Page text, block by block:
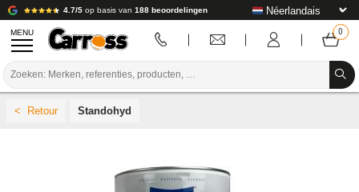
4.7/5 op basis van 188 beoordelingen
MENU
VOORBEREIDING / VERVEN / AFWERKING
Standohyd